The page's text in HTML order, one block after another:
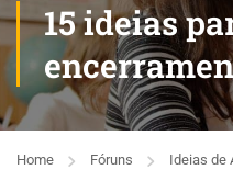
15 ideias
Home Fóruns
Ideias de